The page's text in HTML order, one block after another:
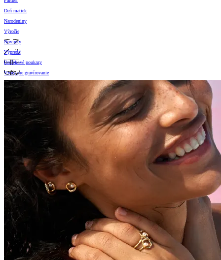
Deň matiek
Narodeniny
Výročie
Novinky
Výpredaj
Darčekové poukazy
Vzory pre gravírovanie